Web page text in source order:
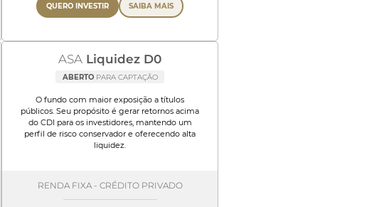
QUERO INVESTIR SAIBA MAIS
ASA Liquidez D0
ABERTOPARA CAPTAÇÃO
O fundo com maior exposição a títulos
públicos. Seu propósito é gerar retornos acima
do CDI para os investidores, mantendo um
perfil de risco conservador e oferecendo alta
liquidez.
RENDA FIXA - CRÉDITO PRIVADO